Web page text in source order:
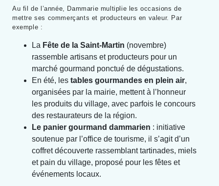
Au fil de l’année, Dammarie multiplie les occasions de
mettre ses commerçants et producteurs en valeur. Par
exemple :
La Fête de la Saint-Martin (novembre)
rassemble artisans et producteurs pour un
marché gourmand ponctué de dégustations.
En été, les tables gourmandes en plein air,
organisées par la mairie, mettent à l’honneur
les produits du village, avec parfois le concours
des restaurateurs de la région.
Le panier gourmand dammarien : initiative
soutenue par l’office de tourisme, il s’agit d’un
coffret découverte rassemblant tartinades, miels
et pain du village, proposé pour les fêtes et
événements locaux.